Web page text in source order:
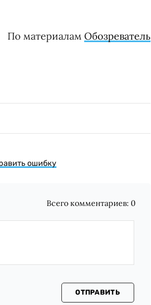
По материалам Обозреватель
ошибку
Всего комментариев: 0
ОТПРАВИТЬ